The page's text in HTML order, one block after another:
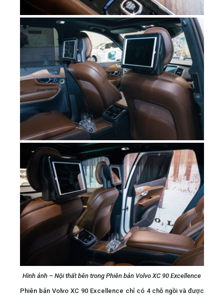
Hình ảnh – Nội thất bên trong Phiên bản Volvo XC 90 Excellence
Phiên bản Volvo XC 90 Excellence chỉ có 4 chỗ ngồi và được